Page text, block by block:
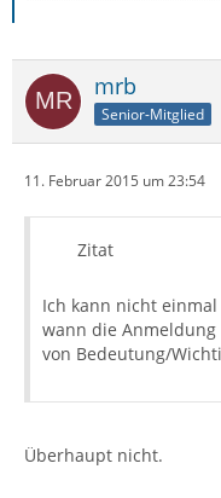
mrb
Senior-Mitglied
11. Februar 2015 um 23:54
Zitat
Ich kann nicht
wann die
von Bedeutung/
Überhaupt nicht.